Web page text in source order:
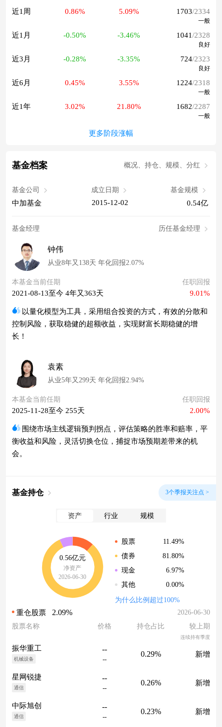
近1周 0.86% 5.09% 1703/2334
一般
近1月 -0.50% -3.46% 1041/2328
良好
近3月 -0.28% -3.35% 724/2323
良好
近6月 0.45% 3.55% 1224/2318
一般
近1年 3.02% 21.80% 1682/2287
一般
更多阶段涨幅
基金档案 概况、持仓、规模、分红
基金公司
中加基金
成立日期
2015-12-02
基金规模
0.54亿
基金经理 历任基金经理
钟伟
从业8年又138天 年化回报2.07%
本基金当前任期
2021-08-13至今 4年又363天
任职回报
9.01%
以量化模型为工具，采用组合投资的方式，有效的分散和
控制风险，获取稳健的超额收益，实现财富长期稳健的增
长！
袁素
从业5年又299天 年化回报2.94%
本基金当前任期
2025-11-28至今 255天
任职回报
2.00%
围绕市场主线逻辑预判拐点，评估策略的胜率和赔率，平
衡收益和风险，灵活切换仓位，捕捉市场预期差带来的机
会。
基金持仓 3个季报关注点 >
资产 行业 规模
0.56亿元
净资产
2026-06-30
股票
11.49%
债券
81.80%
现金
6.97%
其他
0.00%
为什么比例超过100%
重仓股票 2.09%
2026-06-30
股票名称
价格 持仓占比 较上期
连续持有季度
振华重工
机械设备
--
--
0.29% 新增
星网锐捷
通信
--
--
0.26% 新增
中际旭创
通信
--
--
0.23% 新增